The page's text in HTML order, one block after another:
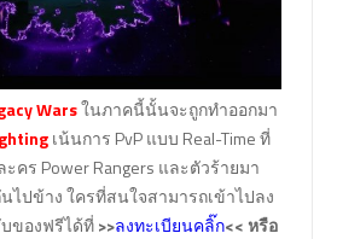
Warsในภาคนี้นั้นจะถูกทำออกมา
เน้นการ PvP แบบ Real-Time ที่
คร Power Rangers และตัวร้ายมา
ไปข้าง ใครที่สนใจสามารถเข้าไปลง
ของฟรีได้ที่>>ลงทะเบียนคลิ๊ก<< หรือ